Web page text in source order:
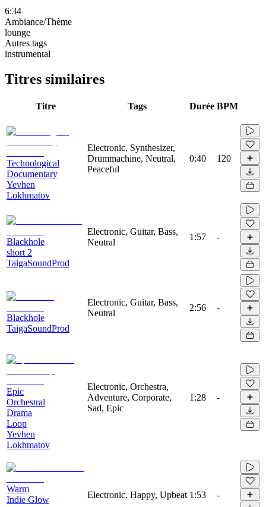
6:34
Ambiance/Thème
lounge
Autres tags
instrumental
Titres similaires
Titre Tags Durée BPM
Technological
Documentary
Yevhen
Lokhmatov
Electronic, Synthesizer,
Drummachine, Neutral,
Peaceful
0:40 120
Blackhole
short 2
TaigaSoundProd
Electronic, Guitar, Bass,
Neutral
1:57 -
Blackhole
TaigaSoundProd
Electronic, Guitar, Bass,
Neutral
2:56 -
Epic
Orchestral
Drama
Loop
Yevhen
Lokhmatov
Electronic, Orchestra,
Adventure, Corporate,
Sad, Epic
1:28 -
Warm
Indie Glow
Electronic, Happy, Upbeat 1:53 -